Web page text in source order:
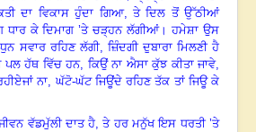
ਦਾ ਵਿਕਾਸ ਹੁੰਦਾ ਗਿਆ, ਤੇ ਦਿਲ ਤੋਂ ਉੱਠੀਆਂ
ਧਾਰ ਕੇ ਦਿਮਾਗ ’ਤੇ ਚੜ੍ਹਨ ਲੱਗੀਆਂ।ਹਮੇਸ਼ਾ ਉਸ
ਸਵਾਰ ਰਹਿਣ ਲੱਗੀ, ਜ਼ਿੰਦਗੀ ਦੁਬਾਰਾ ਮਿਲਣੀ ਹੈ
ਪਲ ਹੱਥ ਵਿੱਚ ਹਨ, ਕਿਉਂ ਨਾ ਐਸਾ ਕੁੱਝ ਕੀਤਾ ਜਾਵੇ,
ਜਾਂ ਨਾ, ਘੱਟੋ-ਘੱਟ ਜਿਊਂਦੇ ਰਹਿਣ ਤੱਕ ਤਾਂ ਜਿਊ ਕੇ
ਵੱਡਮੁੱਲੀ ਦਾਤ ਹੈ,ਤੇ ਹਰ ਮਨੁੱਖ ਇਸ ਧਰਤੀ ’ਤੇ